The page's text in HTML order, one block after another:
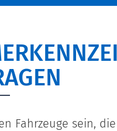
Fahrzeuge sein,